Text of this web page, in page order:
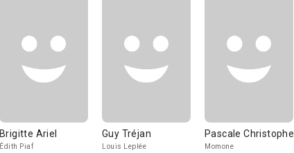
Brigitte Ariel
Édith Piaf
Guy Tréjan
Louis Leplée
Pascale Christophe
Momone